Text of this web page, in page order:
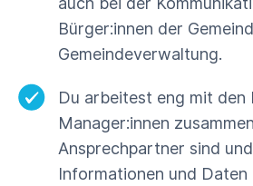
Bürger:innen der
Gemeindeverwaltung.
Du arbeitest eng mit den
Manager:innen
Ansprechpartner sind
Informationen und